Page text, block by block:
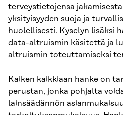
terveystietojensa
yksityisyyden suoja ja
huolellisesti. Kyselyn lisäksi
data-altruismin käsitettä ja
altruismin toteuttamiseksi
Kaiken kaikkiaan hanke on
perustan, jonka pohjalta
lainsäädännön